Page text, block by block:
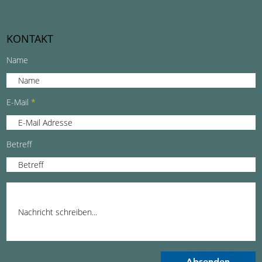
KONTAKT
Name
E-Mail
Betreff